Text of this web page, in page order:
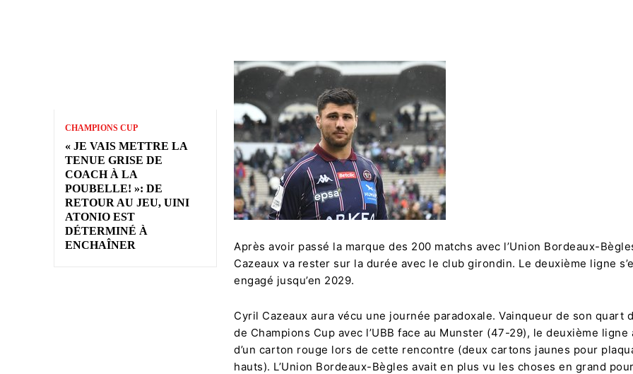
CHAMPIONS CUP
« JE VAIS METTRE LA
TENUE GRISE DE
COACH À LA
POUBELLE! »: DE
RETOUR AU JEU, UINI
ATONIO EST
DÉTERMINÉ À
ENCHAÎNER
Après avoir passé la marque des 200 matchs avec l’Union Bordeaux-
Cazeaux va rester sur la durée avec le club girondin. Le deuxième ligne
engagé jusqu’en 2029.
Cyril Cazeaux aura vécu une journée paradoxale. Vainqueur de son quart
de Champions Cup avec l’UBB face au Munster (47-29), le deuxième ligne
d’un carton rouge lors de cette rencontre (deux cartons jaunes pour
hauts). L’Union Bordeaux-Bègles avait en plus vu les choses en grand